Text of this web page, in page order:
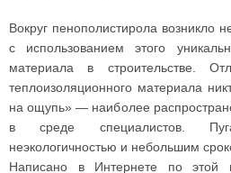
Вокруг пенополистирола возникло
с использованием этого
материала в строительстве.
теплоизоляционного материала
на ощупь» — наиболее
в среде специалистов.
неэкологичностью и небольшим
Написано в Интернете по этой